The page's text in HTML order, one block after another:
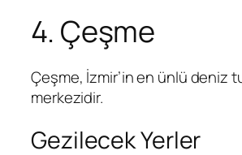
4. Çeşme
Çeşme, İzmir’in en ünlü deniz
merkezidir.
Gezilecek Yerler